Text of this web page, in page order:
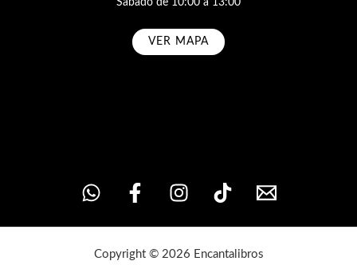
Sábado de 10:00 a 13:00
VER MAPA
Copyright © 2026 Encantalibros